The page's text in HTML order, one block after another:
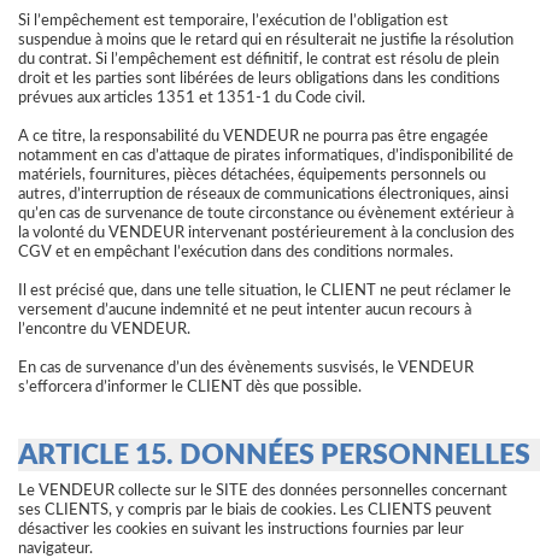
Si l’empêchement est temporaire, l’exécution de l’obligation est
suspendue à moins que le retard qui en résulterait ne justifie la résolution
du contrat. Si l’empêchement est définitif, le contrat est résolu de plein
droit et les parties sont libérées de leurs obligations dans les conditions
prévues aux articles 1351 et 1351-1 du Code civil.
A ce titre, la responsabilité du VENDEUR ne pourra pas être engagée
notamment en cas d’attaque de pirates informatiques, d’indisponibilité de
matériels, fournitures, pièces détachées, équipements personnels ou
autres, d’interruption de réseaux de communications électroniques, ainsi
qu’en cas de survenance de toute circonstance ou évènement extérieur à
la volonté du VENDEUR intervenant postérieurement à la conclusion des
CGV et en empêchant l’exécution dans des conditions normales.
Il est précisé que, dans une telle situation, le CLIENT ne peut réclamer le
versement d’aucune indemnité et ne peut intenter aucun recours à
l’encontre du VENDEUR.
En cas de survenance d’un des évènements susvisés, le VENDEUR
s’efforcera d’informer le CLIENT dès que possible.
ARTICLE 15. DONNÉES PERSONNELLES
Le VENDEUR collecte sur le SITE des données personnelles concernant
ses CLIENTS, y compris par le biais de cookies. Les CLIENTS peuvent
désactiver les cookies en suivant les instructions fournies par leur
navigateur.